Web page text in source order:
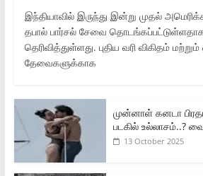
இந்தியாவில் இருந்து இன்று முதல்
தபால் பார்சல் சேவை
தெரிவித்துள்ளது. புதிய வரி விகிதம்
தேவைகளுக்காக
முன்னாள் கனடா
படகில் உல்லாசம்..?
13 October 2025